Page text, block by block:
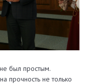
был простым.
прочность не только